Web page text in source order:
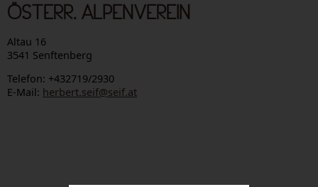
ÖSTERR. ALPENVEREIN
Altau 16
3541 Senftenberg
Telefon: +432719/2930
E-Mail: herbert.seif@seif.at